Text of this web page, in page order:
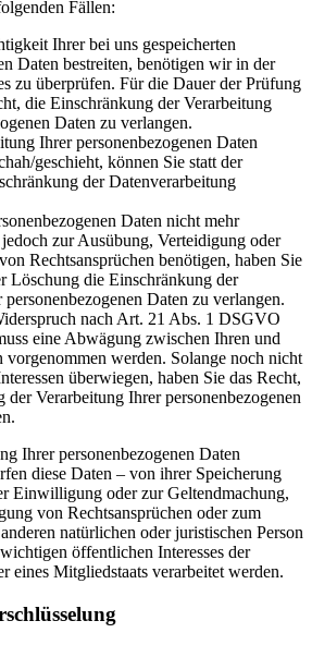
Fällen:
Ihrer bei uns gespeicherten
Daten bestreiten, benötigen wir in der
zu überprüfen. Für die Dauer der Prüfung
die Einschränkung der Verarbeitung
Daten zu verlangen.
Ihrer personenbezogenen Daten
geschieht, können Sie statt der
der Datenverarbeitung
Daten nicht mehr
zur Ausübung, Verteidigung oder
Rechtsansprüchen benötigen, haben Sie
Löschung die Einschränkung der
Daten zu verlangen.
nach Art. 21 Abs. 1 DSGVO
eine Abwägung zwischen Ihren und
vorgenommen werden. Solange noch nicht
überwiegen, haben Sie das Recht,
der Verarbeitung Ihrer personenbezogenen
Ihrer personenbezogenen Daten
diese Daten – von ihrer Speicherung
Einwilligung oder zur Geltendmachung,
von Rechtsansprüchen oder zum
natürlichen oder juristischen Person
öffentlichen Interesses der
eines Mitgliedstaats verarbeitet werden.